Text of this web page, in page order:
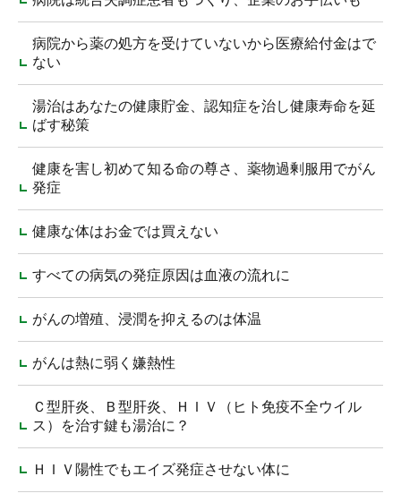
病院から薬の処方を受けていないから医療給付金はで
ない
湯治はあなたの健康貯金、認知症を治し健康寿命を延
ばす秘策
健康を害し初めて知る命の尊さ、薬物過剰服用でがん
発症
健康な体はお金では買えない
すべての病気の発症原因は血液の流れに
がんの増殖、浸潤を抑えるのは体温
がんは熱に弱く嫌熱性
Ｃ型肝炎、Ｂ型肝炎、ＨＩＶ（ヒト免疫不全ウイル
ス）を治す鍵も湯治に？
ＨＩＶ陽性でもエイズ発症させない体に